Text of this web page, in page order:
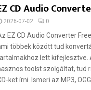
CD Audio
2026-07-02 0
EZ CD Audio Converter
többek között tud
lett kifejlesztve.
toolst szolgáltat, tud
ket írni. Ismeri az MP3,